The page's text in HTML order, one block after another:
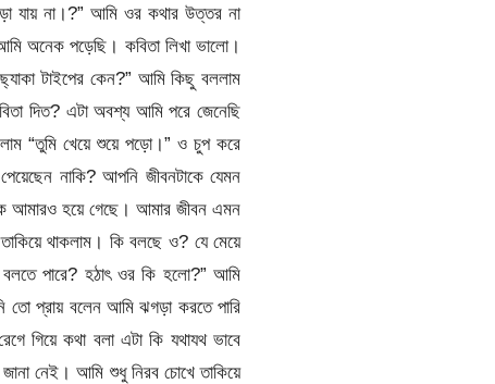
যায় না।?” আমি ওর কথার উত্তর না
অনেক পড়েছি। কবিতা লিখা ভালো।
টাইপের কেন?” আমি কিছু বললাম
দিত? এটা অবশ্য আমি পরে জেনেছি
“তুমি খেয়ে শুয়ে পড়ো।” ও চুপ করে
নাকি? আপনি জীবনটাকে যেমন
আমারও হয়ে গেছে। আমার জীবন এমন
থাকলাম। কি বলছে ও? যে মেয়ে
পারে? হঠাৎ ওর কি হলো?” আমি
প্রায় বলেন আমি ঝগড়া করতে পারি
গিয়ে কথা বলা এটা কি যথাযথ ভাবে
নেই। আমি শুধু নিরব চোখে তাকিয়ে